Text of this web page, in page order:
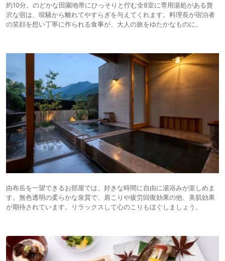
約10分。のどかな田園地帯にひっそりと佇む全8室に専用湯処がある贅
沢な宿は、喧騒から離れてやすらぎを与えてくれます。料理長が宿泊者
の笑顔を想い丁寧に作られる食事が、大人の旅をゆたかなものに。
由布岳を一望できるお部屋では、好きな時間に自由に湯浴みが楽しめま
す。無色透明の柔らかな泉質で、肩こりや疲労回復効果の他、美肌効果
が期待されています。リラックスして心のこりもほぐしましょう。